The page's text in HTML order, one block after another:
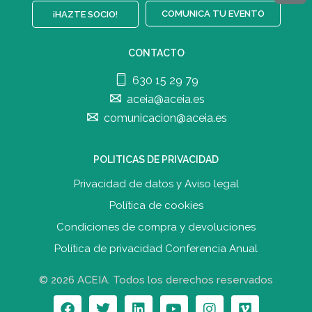
¡HAZTE SOCIO! COMUNICA TU EVENTO
CONTACTO
630 15 29 79
aceia@aceia.es
comunicacion@aceia.es
POLITICAS DE PRIVACIDAD
Privacidad de datos y Aviso legal
Política de cookies
Condiciones de compra y devoluciones
Política de privacidad Conferencia Anual
© 2026 ACEIA. Todos los derechos reservados